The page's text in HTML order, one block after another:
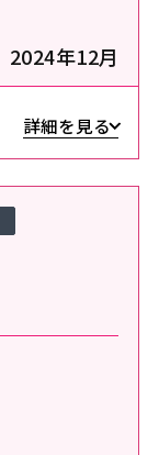
2024年12月
詳細を見る